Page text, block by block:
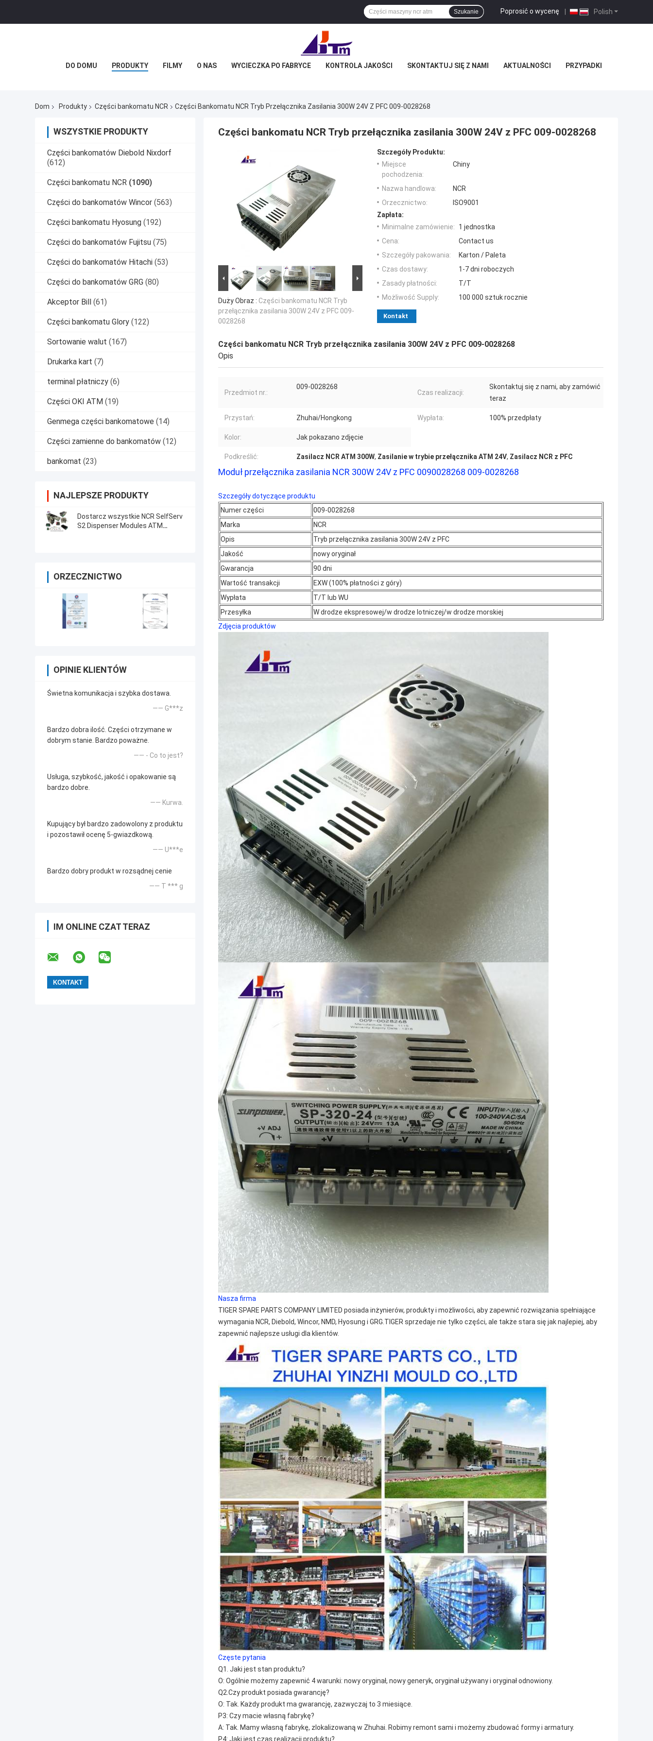
Polish
Poprosić o wycenę |
Szukanie
DO DOMU PRODUKTY FILMY O NAS WYCIECZKA PO FABRYCE KONTROLA JAKOŚCI SKONTAKTUJ SIĘ Z NAMI AKTUALNOŚCI PRZYPADKI
Dom Produkty Części bankomatu NCR Części Bankomatu NCR Tryb Przełącznika Zasilania 300W 24V Z PFC 009-0028268
WSZYSTKIE PRODUKTY
Części bankomatów Diebold Nixdorf
(612)
Części bankomatu NCR (1090)
Części do bankomatów Wincor (563)
Części bankomatu Hyosung (192)
Części do bankomatów Fujitsu (75)
Części do bankomatów Hitachi (53)
Części do bankomatów GRG (80)
Akceptor Bill (61)
Części bankomatu Glory (122)
Sortowanie walut (167)
Drukarka kart (7)
terminal płatniczy (6)
Części OKI ATM (19)
Genmega części bankomatowe (14)
Części zamienne do bankomatów (12)
bankomat (23)
NAJLEPSZE PRODUKTY
Dostarcz wszystkie NCR SelfServ
S2 Dispenser Modules ATM
ORZECZNICTWO
OPINIE KLIENTÓW
Świetna komunikacja i szybka dostawa.
—— G***z
Bardzo dobra ilość. Części otrzymane w
dobrym stanie. Bardzo poważne.
—— - Co to jest?
Usługa, szybkość, jakość i opakowanie są
bardzo dobre.
—— Kurwa.
Kupujący był bardzo zadowolony z produktu
i pozostawił ocenę 5-gwiazdkową.
—— U***e
Bardzo dobry produkt w rozsądnej cenie
—— T *** g
IM ONLINE CZAT TERAZ
Części bankomatu NCR Tryb przełącznika zasilania 300W 24V z PFC 009-0028268
Duży Obraz : Części bankomatu NCR Tryb
przełącznika zasilania 300W 24V z PFC 009-
0028268
Szczegóły Produktu:
Miejsce
pochodzenia:
Chiny
Nazwa handlowa:
NCR
Orzecznictwo:
ISO9001
Zapłata:
Minimalne zamówienie:
1 jednostka
Cena:
Contact us
Szczegóły pakowania:
Karton / Paleta
Czas dostawy:
1-7 dni roboczych
Zasady płatności:
T/T
Możliwość Supply:
100 000 sztuk rocznie
Kontakt
Części bankomatu NCR Tryb przełącznika zasilania 300W 24V z PFC 009-0028268
Opis
Przedmiot nr.:
009-0028268
Czas realizacji:
Skontaktuj się z nami, aby zamówić
teraz
Przystań: Zhuhai/Hongkong Wypłata: 100% przedpłaty
Kolor: Jak pokazano zdjęcie
Podkreślić: Zasilacz NCR ATM 300W, Zasilanie w trybie przełącznika ATM 24V, Zasilacz NCR z PFC
Moduł przełącznika zasilania NCR 300W 24V z PFC 0090028268 009-0028268
Szczegóły dotyczące produktu
Numer części
009-0028268
Marka
NCR
Opis
Tryb przełącznika zasilania 300W 24V z PFC
Jakość
nowy oryginał
Gwarancja
90 dni
Wartość transakcji
EXW (100% płatności z góry)
Wypłata
T/T lub WU
Przesyłka
W drodze ekspresowej/w drodze lotniczej/w drodze morskiej
Zdjęcia produktów
Nasza firma
TIGER SPARE PARTS COMPANY LIMITED posiada inżynierów, produkty i możliwości, aby zapewnić rozwiązania spełniające
wymagania NCR, Diebold, Wincor, NMD, Hyosung i GRG.TIGER sprzedaje nie tylko części, ale także stara się jak najlepiej, aby
zapewnić najlepsze usługi dla klientów.
Częste pytania
Q1. Jaki jest stan produktu?
O: Ogólnie możemy zapewnić 4 warunki: nowy oryginał, nowy generyk, oryginał używany i oryginał odnowiony.
Q2.Czy produkt posiada gwarancję?
O: Tak. Każdy produkt ma gwarancję, zazwyczaj to 3 miesiące.
P3: Czy macie własną fabrykę?
A: Tak. Mamy własną fabrykę, zlokalizowaną w Zhuhai. Robimy remont sami i możemy zbudować formy i armatury.
P4: Jaki jest czas realizacji produktu?